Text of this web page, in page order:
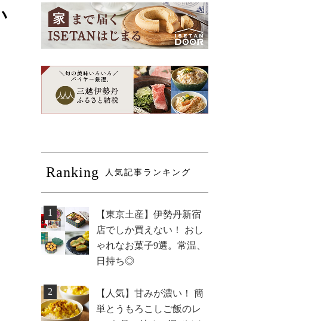
Ranking 人気記事ランキング
1
【東京土産】伊勢丹新宿
店でしか買えない！ おし
ゃれなお菓子9選。常温、
日持ち◎
2
【人気】甘みが濃い！ 簡
単とうもろこしご飯のレ